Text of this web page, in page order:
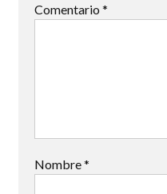
Comentario *
Nombre*